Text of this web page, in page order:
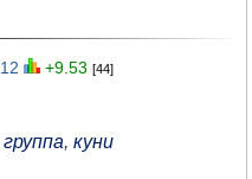
12 +9.53 [44]
группа, куни